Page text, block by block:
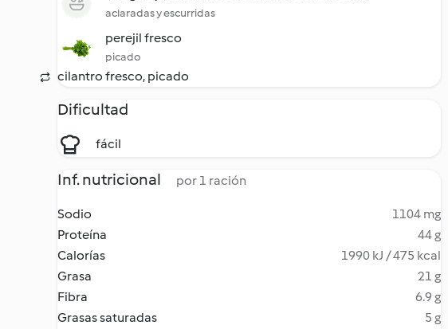
aclaradas y escurridas
perejil fresco
picado
cilantro fresco, picado
Dificultad
fácil
Inf. nutricional por 1 ración
Sodio
1104 mg
Proteína
44 g
Calorías
1990 kJ / 475 kcal
Grasa
21 g
Fibra
6.9 g
Grasas saturadas
5 g